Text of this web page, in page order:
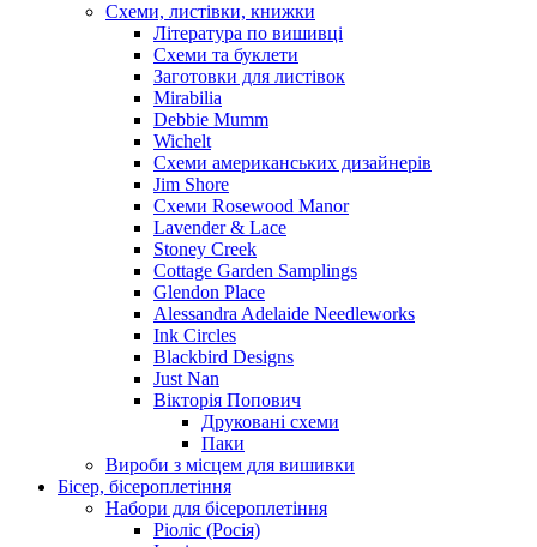
Схеми, листівки, книжки
Література по вишивці
Схеми та буклети
Заготовки для листівок
Mirabilia
Debbie Mumm
Wichelt
Схеми американських дизайнерів
Jim Shore
Cхеми Rosewood Manor
Lavender & Lace
Stoney Creek
Cottage Garden Samplings
Glendon Place
Alessandra Adelaide Needleworks
Ink Circles
Blackbird Designs
Just Nan
Вікторія Попович
Друковані схеми
Паки
Вироби з місцем для вишивки
Бісер, бісероплетіння
Набори для бісероплетіння
Ріоліс (Росія)